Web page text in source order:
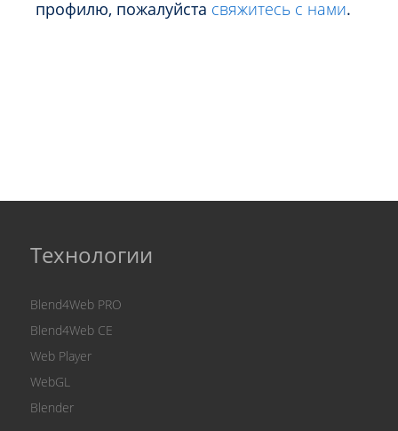
профилю, пожалуйста свяжитесь с нами.
Технологии
Blend4Web PRO
Blend4Web CE
Web Player
WebGL
Blender